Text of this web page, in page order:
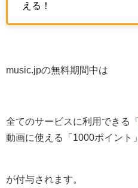
える！
music.jpの無料期間中は
全てのサービスに利用できる「
動画に使える「1000ポイント」
が付与されます。